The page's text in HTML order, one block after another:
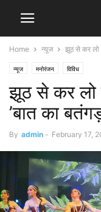
Home न्यूज झूठ से कर लो
न्यूज मनोरंजन विविध
झूठ से कर लो
’बात का
By admin - February 17,